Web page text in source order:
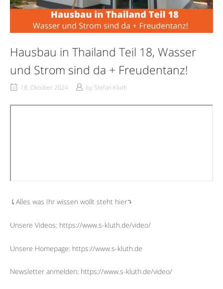
Hausbau in Thailand Teil 18, Wasser
und Strom sind da + Freudentanz!
18. Oktober 2024 by Stefan Kluth
⤹Alles was Ihr wissen wollt steht hier⤵︎
Unsere Videos: https://www.s-kluth.de/video/
Unsere Homepage: https://www.s-kluth.de
Newsletter anmelden: https://www.s-kluth.de/video/